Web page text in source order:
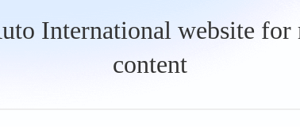
International website for
content